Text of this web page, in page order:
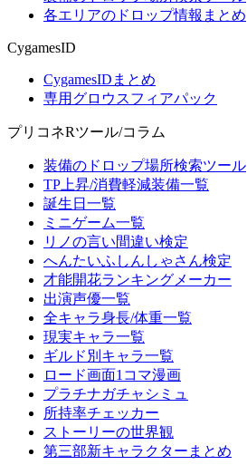
各エリアのドロップ情報まとめ
CygamesID
CygamesIDまとめ
専用グロウスフィアパック
プリコネRツール/コラム
装備のドロップ場所検索ツール
TP上昇/消費軽減装備一覧
誕生日一覧
ミニゲーム一覧
リノの言い間違い検定
へんたいふしんしゃさん検定
才能開花ランキングメーカー
出演声優一覧
全キャラ身長/体重一覧
現実キャラ一覧
ギルド別キャラ一覧
ロード画面1コマ漫画
プラチナガチャシミュ
所持率チェッカー
ストーリーの世界観
第三部新キャラクターまとめ